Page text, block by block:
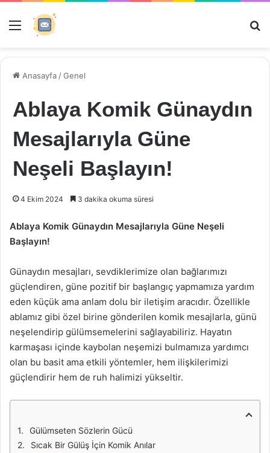
Menü
Anasayfa /Genel
Ablaya Komik Günaydın
Mesajlarıyla Güne
Neşeli Başlayın!
4 Ekim 2024 3 dakika okuma süresi
Ablaya Komik Günaydın Mesajlarıyla Güne Neşeli
Başlayın!
Günaydın mesajları, sevdiklerimize olan bağlarımızı
güçlendiren, güne pozitif bir başlangıç yapmamıza yardım
eden küçük ama anlam dolu bir iletişim aracıdır. Özellikle
ablamız gibi özel birine gönderilen komik mesajlarla, günü
neşelendirip gülümsemelerini sağlayabiliriz. Hayatın
karmaşası içinde kaybolan neşemizi bulmamıza yardımcı
olan bu basit ama etkili yöntemler, hem ilişkilerimizi
güçlendirir hem de ruh halimizi yükseltir.
Gülümseten Sözlerin Gücü
Sıcak Bir Gülüş İçin Komik Anılar